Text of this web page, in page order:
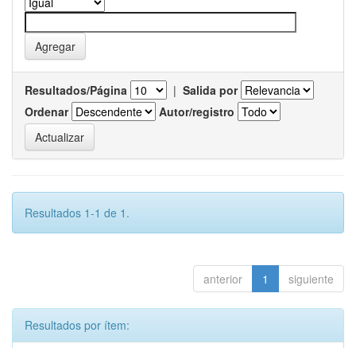
Resultados/Página | Salida por
Ordenar
Autor/registro
Resultados 1-1 de 1.
anterior 1 siguiente
Resultados por ítem: